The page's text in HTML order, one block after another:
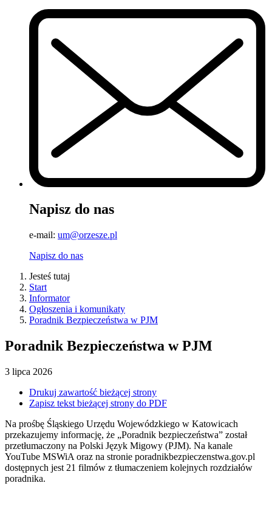
Napisz do nas
e-mail: um@orzesze.pl
Napisz do nas
Jesteś tutaj
Start
Informator
Ogłoszenia i komunikaty
Poradnik Bezpieczeństwa w PJM
Poradnik Bezpieczeństwa w PJM
3 lipca 2026
Drukuj zawartość bieżącej strony
Zapisz tekst bieżącej strony do PDF
Na prośbę Śląskiego Urzędu Wojewódzkiego w Katowicach
przekazujemy informację, że „Poradnik bezpieczeństwa” został
przetłumaczony na Polski Język Migowy (PJM). Na kanale
YouTube MSWiA oraz na stronie poradnikbezpieczenstwa.gov.pl
dostępnych jest 21 filmów z tłumaczeniem kolejnych rozdziałów
poradnika.